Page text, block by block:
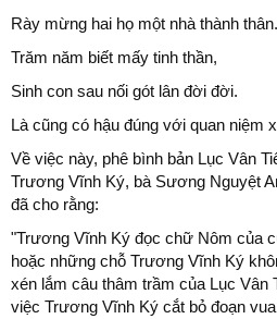
Rày mừng hai họ một nhà thành thân.
Trăm năm biết mấy tinh thần,
Sinh con sau nối gót lân đời đời.
Là cũng có hậu đúng với quan niệm
Về việc này, phê bình bản Lục Vân
Trương Vĩnh Ký, bà Sương Nguyệt
đã cho rằng:
"Trương Vĩnh Ký đọc chữ Nôm của
hoặc những chỗ Trương Vĩnh Ký
xén lắm câu thâm trầm của Lục Vân
việc Trương Vĩnh Ký cắt bỏ đoạn